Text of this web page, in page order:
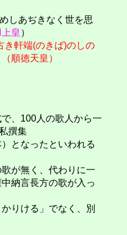
しあぢきなく世を思
皇 ）
き軒端(のきば)のしの
順徳天皇）
、100人の歌人から一
撰集
となったといわれる
が無く、代わりに一
納言長方の歌が入っ
ける」でなく、別